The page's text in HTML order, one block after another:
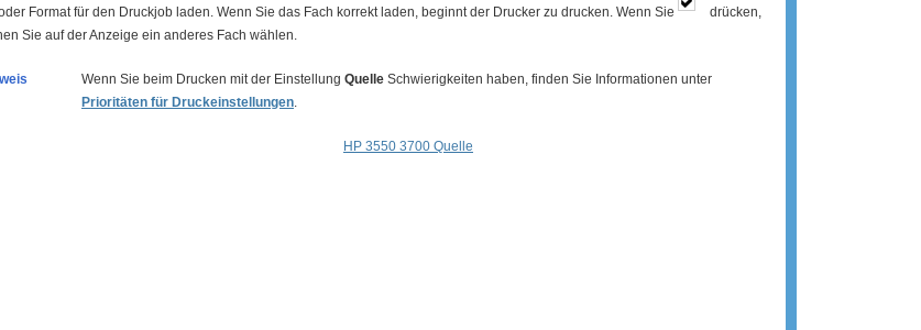
Format für den Druckjob laden. Wenn Sie das Fach korrekt laden, beginnt der Drucker zu drucken. Wenn Sie
drücken,
Sie auf der Anzeige ein anderes Fach wählen.
Wenn Sie beim Drucken mit der Einstellung Quelle Schwierigkeiten haben, finden Sie Informationen unter
Prioritäten für Druckeinstellungen.
HP 3550 3700 Quelle